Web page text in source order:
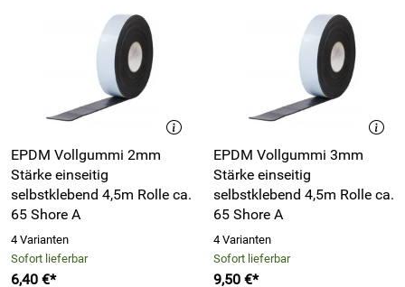
EPDM Vollgummi 2mm
Stärke einseitig
selbstklebend 4,5m Rolle ca.
65 Shore A
4 Varianten
Sofort lieferbar
6,40 €*
EPDM Vollgummi 3mm
Stärke einseitig
selbstklebend 4,5m Rolle ca.
65 Shore A
4 Varianten
Sofort lieferbar
9,50 €*